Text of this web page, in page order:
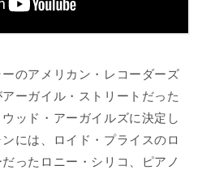
のアメリカン・レコーダーズ
ーガイル・ストリートだった
ッド・アーガイルズに決定し
には、ロイド・プライスのロ
ったロニー・シリコ、ピアノ